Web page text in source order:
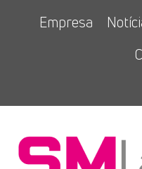
Empresa